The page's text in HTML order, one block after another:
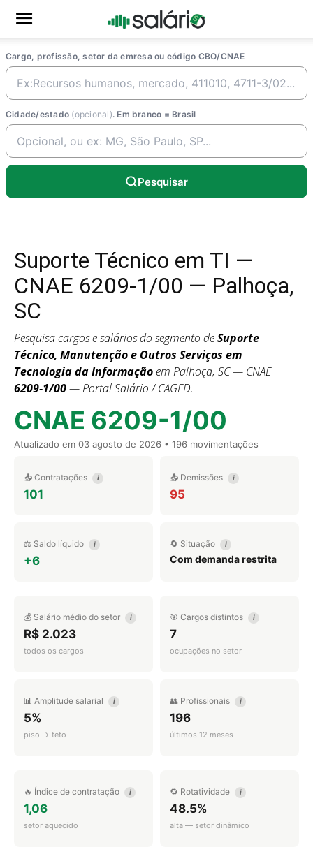
Cargo, profissão, setor da emresa ou código CBO/CNAE
Cidade/estado (opcional). Em branco = Brasil
Pesquisar
Suporte Técnico em TI —
CNAE 6209-1/00 — Palhoça,
SC
Pesquisa cargos e salários do segmento deSuporte
Técnico, Manutenção e Outros Serviços em
Tecnologia da Informaçãoem Palhoça, SC — CNAE
6209-1/00— Portal Salário / CAGED.
CNAE 6209-1/00
Atualizado em 03 agosto de 2026 • 196 movimentações
📥 Contratações i
101
📤 Demissões i
95
⚖️ Saldo líquido i
+6
🔄 Situação i
Com demanda restrita
💰 Salário médio do setor i
R$ 2.023
todos os cargos
🎯 Cargos distintos i
7
ocupações no setor
📊 Amplitude salarial i
5%
piso → teto
👥 Profissionais i
196
últimos 12 meses
🔥 Índice de contratação i
1,06
setor aquecido
🔁 Rotatividade i
48.5%
alta — setor dinâmico